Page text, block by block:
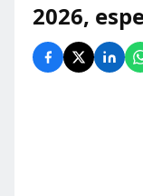
2026,